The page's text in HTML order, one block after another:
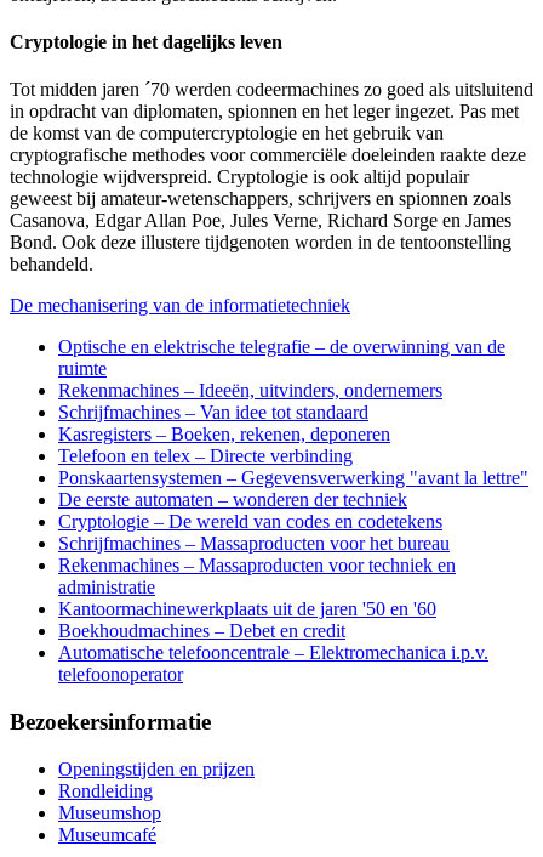
Cryptologie in het dagelijks leven
Tot midden jaren ´70 werden codeermachines zo goed als uitsluitend
in opdracht van diplomaten, spionnen en het leger ingezet. Pas met
de komst van de computercryptologie en het gebruik van
cryptografische methodes voor commerciële doeleinden raakte deze
technologie wijdverspreid. Cryptologie is ook altijd populair
geweest bij amateur-wetenschappers, schrijvers en spionnen zoals
Casanova, Edgar Allan Poe, Jules Verne, Richard Sorge en James
Bond. Ook deze illustere tijdgenoten worden in de tentoonstelling
behandeld.
De mechanisering van de informatietechniek
Optische en elektrische telegrafie – de overwinning van de
ruimte
Rekenmachines – Ideeën, uitvinders, ondernemers
Schrijfmachines – Van idee tot standaard
Kasregisters – Boeken, rekenen, deponeren
Telefoon en telex – Directe verbinding
Ponskaartensystemen – Gegevensverwerking "avant la lettre"
De eerste automaten – wonderen der techniek
Cryptologie – De wereld van codes en codetekens
Schrijfmachines – Massaproducten voor het bureau
Rekenmachines – Massaproducten voor techniek en
administratie
Kantoormachinewerkplaats uit de jaren '50 en '60
Boekhoudmachines – Debet en credit
Automatische telefooncentrale – Elektromechanica i.p.v.
telefoonoperator
Bezoekersinformatie
Openingstijden en prijzen
Rondleiding
Museumshop
Museumcafé